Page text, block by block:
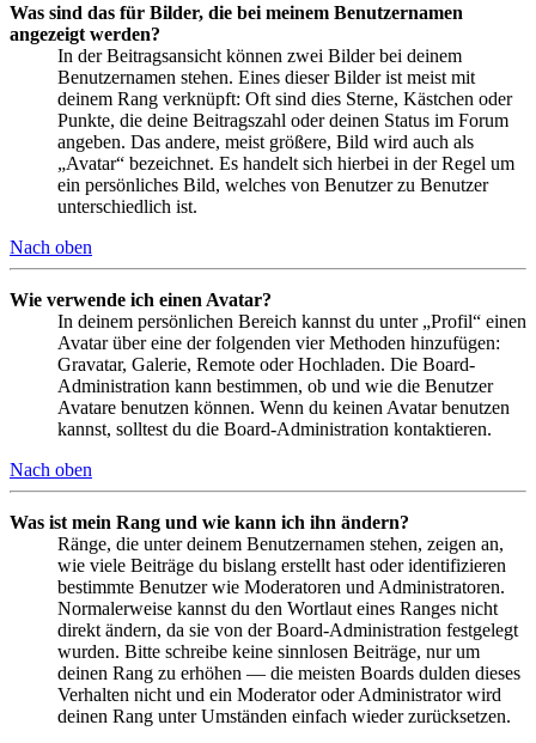
Was sind das für Bilder, die bei meinem Benutzernamen
angezeigt werden?
In der Beitragsansicht können zwei Bilder bei deinem
Benutzernamen stehen. Eines dieser Bilder ist meist mit
deinem Rang verknüpft: Oft sind dies Sterne, Kästchen oder
Punkte, die deine Beitragszahl oder deinen Status im Forum
angeben. Das andere, meist größere, Bild wird auch als
„Avatar“ bezeichnet. Es handelt sich hierbei in der Regel um
ein persönliches Bild, welches von Benutzer zu Benutzer
unterschiedlich ist.
Nach oben
Wie verwende ich einen Avatar?
In deinem persönlichen Bereich kannst du unter „Profil“ einen
Avatar über eine der folgenden vier Methoden hinzufügen:
Gravatar, Galerie, Remote oder Hochladen. Die Board-
Administration kann bestimmen, ob und wie die Benutzer
Avatare benutzen können. Wenn du keinen Avatar benutzen
kannst, solltest du die Board-Administration kontaktieren.
Nach oben
Was ist mein Rang und wie kann ich ihn ändern?
Ränge, die unter deinem Benutzernamen stehen, zeigen an,
wie viele Beiträge du bislang erstellt hast oder identifizieren
bestimmte Benutzer wie Moderatoren und Administratoren.
Normalerweise kannst du den Wortlaut eines Ranges nicht
direkt ändern, da sie von der Board-Administration festgelegt
wurden. Bitte schreibe keine sinnlosen Beiträge, nur um
deinen Rang zu erhöhen — die meisten Boards dulden dieses
Verhalten nicht und ein Moderator oder Administrator wird
deinen Rang unter Umständen einfach wieder zurücksetzen.